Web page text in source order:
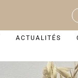
...
ACTUALITÉS